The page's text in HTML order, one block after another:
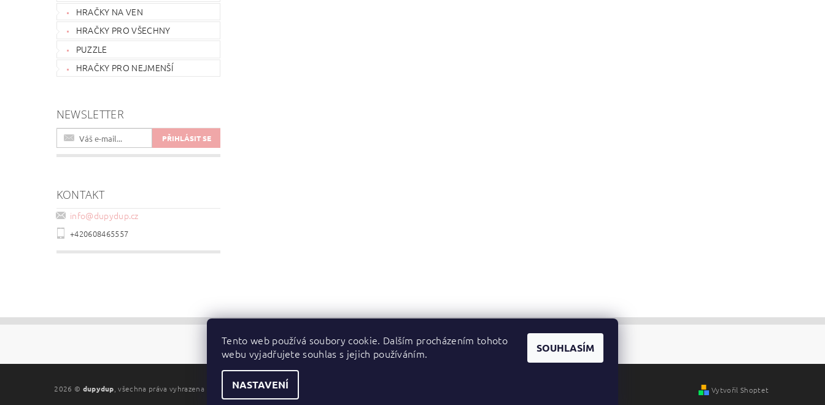
HRAČKY NA VEN
HRAČKY PRO VŠECHNY
PUZZLE
HRAČKY PRO NEJMENŠÍ
NEWSLETTER
KONTAKT
info@dupydup.cz
+420608465557
Zboží.cz | Heureka.cz
2026 © dupydup, všechna práva vyhrazena Vytvořil Shoptet
Tento web používá soubory cookie. Dalším procházením tohoto
webu vyjadřujete souhlas s jejich používáním.
NASTAVENÍ
SOUHLASÍM